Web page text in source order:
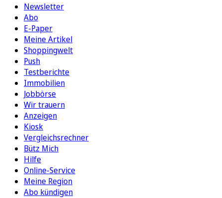
Newsletter
Abo
E-Paper
Meine Artikel
Shoppingwelt
Push
Testberichte
Immobilien
Jobbörse
Wir trauern
Anzeigen
Kiosk
Vergleichsrechner
Bütz Mich
Hilfe
Online-Service
Meine Region
Abo kündigen